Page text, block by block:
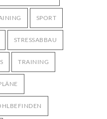
SPORT
STRESSABBAU
TRAINING